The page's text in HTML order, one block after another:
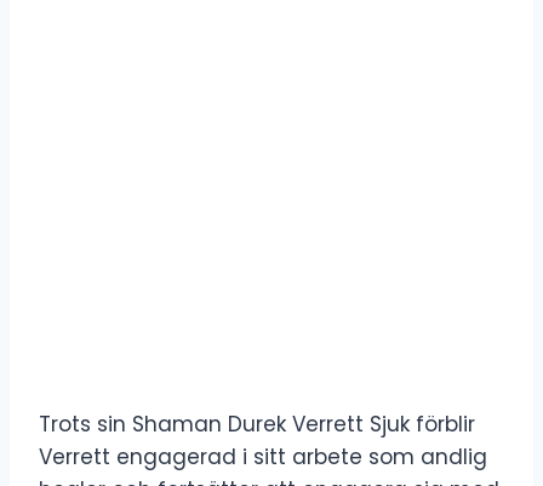
Trots sin Shaman Durek Verrett Sjuk förblir
Verrett engagerad i sitt arbete som andlig